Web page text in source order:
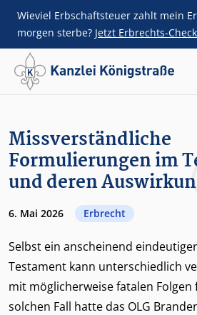
Wieviel Erbschaftsteuer zahlt mein
morgen sterbe? Jetzt Erbrechts-
ZUM HAUPTINHALT SPRINGEN
SIDEBAR ÜBERSPRINGEN
Missverständliche
Formulierungen im
und deren
6. Mai 2026 Erbrecht
Selbst ein anscheinend
Testament kann unterschiedlich
mit möglicherweise fatalen Folgen
solchen Fall hatte das OLG